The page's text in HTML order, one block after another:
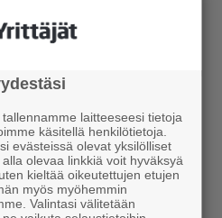
alan työntekijät,
tallennamme laitteeseesi tietoja
käsitellä henkilötietoja.
evästeissä olevat yksilölliset
olevaa linkkiä voit hyväksyä
kieltää oikeutettujen etujen
myös myöhemmin
Valintasi välitetään